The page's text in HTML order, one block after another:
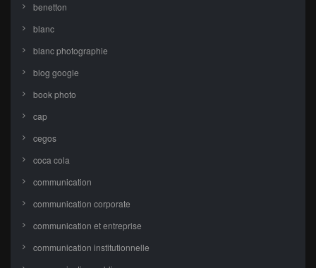
benetton
blanc
blanc photographie
blog google
book photo
cap
cegos
coca cola
communication
communication corporate
communication et entreprise
communication institutionnelle